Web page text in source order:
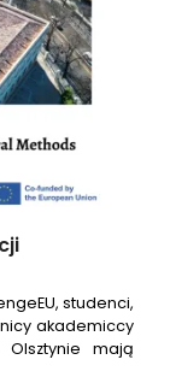
studenci,
akademiccy
Olsztynie mają